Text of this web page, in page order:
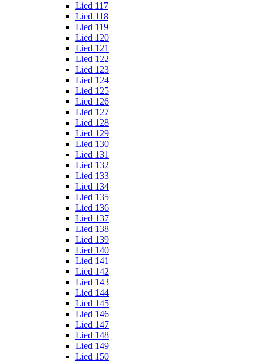
Lied 117
Lied 118
Lied 119
Lied 120
Lied 121
Lied 122
Lied 123
Lied 124
Lied 125
Lied 126
Lied 127
Lied 128
Lied 129
Lied 130
Lied 131
Lied 132
Lied 133
Lied 134
Lied 135
Lied 136
Lied 137
Lied 138
Lied 139
Lied 140
Lied 141
Lied 142
Lied 143
Lied 144
Lied 145
Lied 146
Lied 147
Lied 148
Lied 149
Lied 150